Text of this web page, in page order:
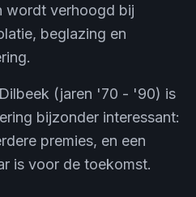
wordt verhoogd bij
beglazing en
(jaren '70 - '90) is
bijzonder interessant:
premies, en een
is voor de toekomst.